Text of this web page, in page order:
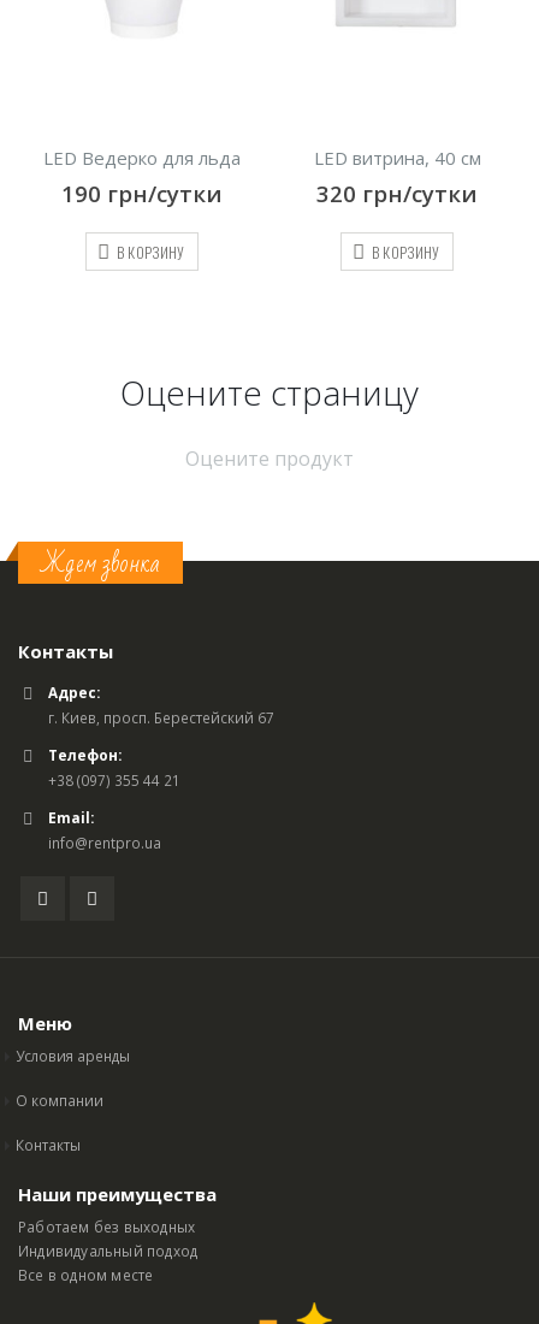
для льда
сутки
LED витрина, 40 см
320 грн/сутки
LED Куб
450
Оцените страницу
Оцените продукт
Ждем звонка
Контакты
Адрес:
г. Киев, просп. Берестейский 67
Телефон:
+38 (097) 355 44 21
Email:
info@rentpro.ua
Меню
Условия аренды
О компании
Контакты
Наши преимущества
Работаем без выходных
Индивидуальный подход
Все в одном месте